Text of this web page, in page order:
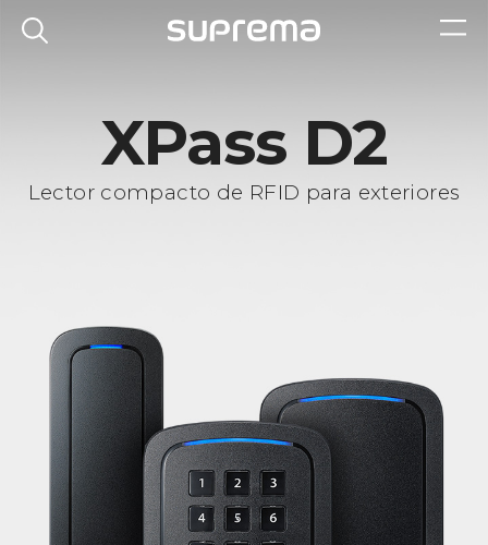
XPass D2
Lector compacto de RFID para exteriores